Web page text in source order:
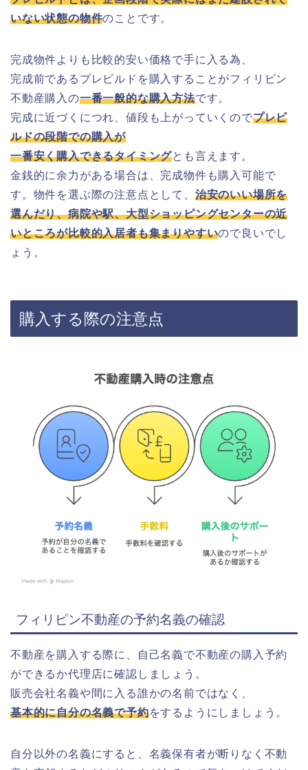
いない状態の物件のことです。
完成物件よりも比較的安い価格で手に入る為、
完成前であるプレビルドを購入することがフィリピン
不動産購入の一番一般的な購入方法です。
完成に近づくにつれ、値段も上がっていくのでプレビ
ルドの段階での購入が
一番安く購入できるタイミングとも言えます。
金銭的に余力がある場合は、完成物件も購入可能で
す。 物件を選ぶ際の注意点として、 治安のいい場所を
選んだり、病院や駅、大型ショッピングセンターの近
いところが比較的入居者も集まりやすいので良いでし
ょう。
購入する際の注意点
フィリピン不動産の予約名義の確認
不動産を購入する際に、自己名義で不動産の購入予約
ができるか代理店に確認しましょう。
販売会社名義や間に入る誰かの名前ではなく、
基本的に自分の名義で予約をするようにしましょう。
自分以外の名義にすると、名義保有者が断りなく不動